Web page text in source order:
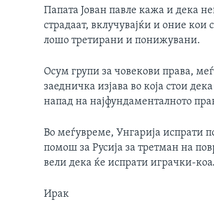
Папата Јован павле кажа и дека
страдаат, вклучувајќи и оние кои
лошо третирани и понижувани.
Осум групи за човекови права,
заедничка изјава во која стои
напад на најфундаменталното
Во меѓувреме, Унгарија испрати
помош за Русија за третман на
вели дека ќе испрати играчки-
Ирак